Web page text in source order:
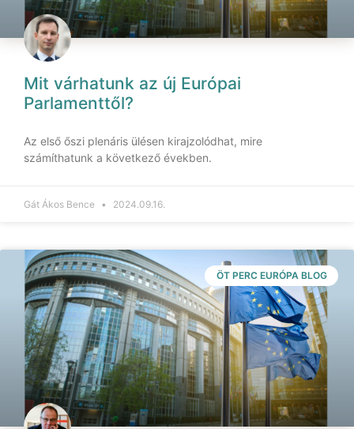
Mit várhatunk az új Európai
Parlamenttől?
Az első őszi plenáris ülésen kirajzolódhat, mire
számíthatunk a következő években.
Gát Ákos Bence 2024.09.16.
ÖT PERC EURÓPA BLOG